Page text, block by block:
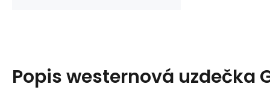
Popiswesternová uzdečka